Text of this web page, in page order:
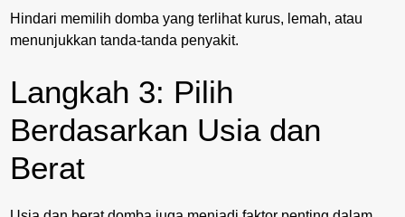
Hindari memilih domba yang terlihat kurus, lemah, atau
menunjukkan tanda-tanda penyakit.
Langkah 3: Pilih
Berdasarkan Usia dan
Berat